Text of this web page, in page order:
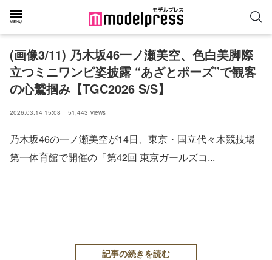
(画像3/11) 乃木坂46一ノ瀬美空、色白美脚際
立つミニワンピ姿披露 “あざとポーズ”で観客
の心鷲掴み【TGC2026 S/S】
2026.03.14 15:08 51,443 views
乃木坂46の一ノ瀬美空が14日、東京・国立代々木競技場
第一体育館で開催の「第42回 東京ガールズコ...
記事の続きを読む